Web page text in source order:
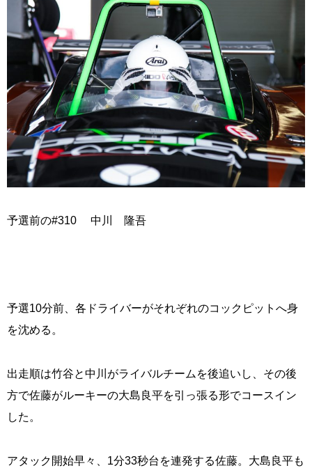
予選前の#310 中川 隆吾
予選10分前、各ドライバーがそれぞれのコックピットへ身
を沈める。
出走順は竹谷と中川がライバルチームを後追いし、その後
方で佐藤がルーキーの大島良平を引っ張る形でコースイン
した。
アタック開始早々、1分33秒台を連発する佐藤。大島良平も